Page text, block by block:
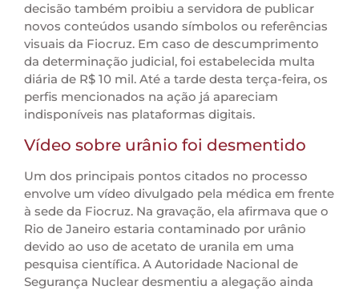
decisão também proibiu a servidora de publicar
novos conteúdos usando símbolos ou referências
visuais da Fiocruz. Em caso de descumprimento
da determinação judicial, foi estabelecida multa
diária de R$ 10 mil. Até a tarde desta terça-feira, os
perfis mencionados na ação já apareciam
indisponíveis nas plataformas digitais.
Vídeo sobre urânio foi desmentido
Um dos principais pontos citados no processo
envolve um vídeo divulgado pela médica em frente
à sede da Fiocruz. Na gravação, ela afirmava que o
Rio de Janeiro estaria contaminado por urânio
devido ao uso de acetato de uranila em uma
pesquisa científica. A Autoridade Nacional de
Segurança Nuclear desmentiu a alegação ainda